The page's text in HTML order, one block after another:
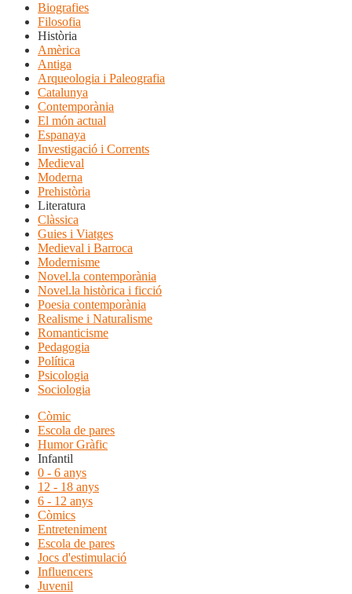
Biografies
Filosofia
Història
Amèrica
Antiga
Arqueologia i Paleografia
Catalunya
Contemporània
El món actual
Espanaya
Investigació i Corrents
Medieval
Moderna
Prehistòria
Literatura
Clàssica
Guies i Viatges
Medieval i Barroca
Modernisme
Novel.la contemporània
Novel.la històrica i ficció
Poesia contemporània
Realisme i Naturalisme
Romanticisme
Pedagogia
Política
Psicologia
Sociologia
Còmic
Escola de pares
Humor Gràfic
Infantil
0 - 6 anys
12 - 18 anys
6 - 12 anys
Còmics
Entreteniment
Escola de pares
Jocs d'estimulació
Influencers
Juvenil